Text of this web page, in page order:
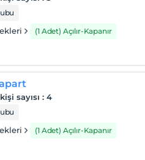
(1 Adet) Açılır-Kapanır
sayısı :4
(1 Adet) Açılır-Kapanır